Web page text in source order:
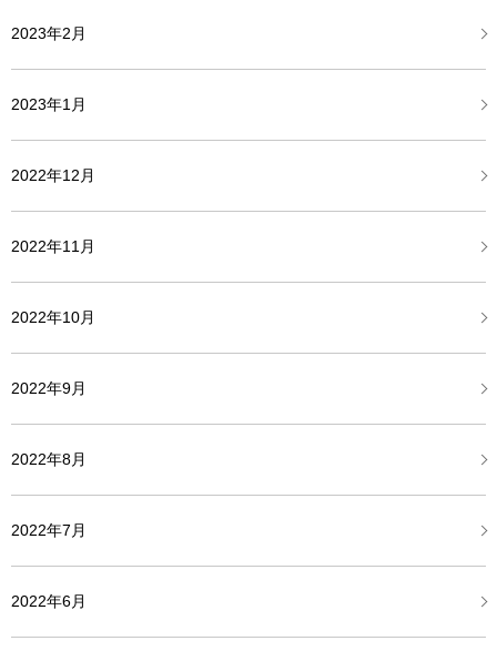
2023年2月
2023年1月
2022年12月
2022年11月
2022年10月
2022年9月
2022年8月
2022年7月
2022年6月